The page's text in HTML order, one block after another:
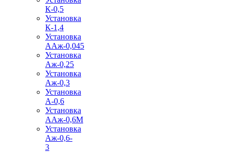
К-0,5
Установка
К-1,4
Установка
ААж-0,045
Установка
Аж-0,25
Установка
Аж-0,3
Установка
А-0,6
Установка
ААж-0,6М
Установка
Аж-0,6-
3